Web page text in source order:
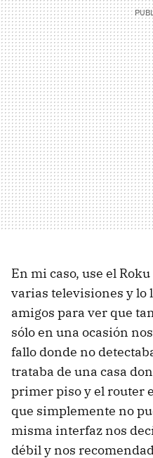
En mi caso, use el
varias televisiones y lo
amigos para ver que
sólo en una ocasión
fallo donde no
trataba de una casa
primer piso y el router
que simplemente no
misma interfaz nos
débil y nos